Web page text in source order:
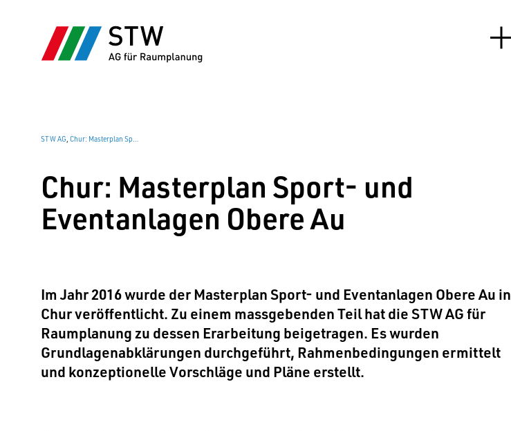
STW AG
Chur: Masterplan Sport- und
Eventanlagen Obere Au
Im Jahr 2016 wurde der Masterplan Sport- und Eventanlagen Obere Au in
Chur veröffentlicht. Zu einem massgebenden Teil hat die STW AG für
Raumplanung zu dessen Erarbeitung beigetragen. Es wurden
Grundlagenabklärungen durchgeführt, Rahmenbedingungen ermittelt
und konzeptionelle Vorschläge und Pläne erstellt.